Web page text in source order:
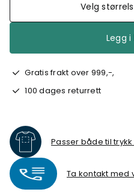
Velg
Legg
Gratis frakt over 999,-,
100 dages returrett
Passer både til
Ta kontakt med